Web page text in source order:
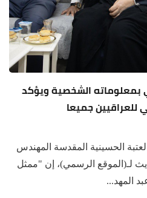
بمعلوماته الشخصية ويؤكد
للعراقيين جميعا
الحسينية المقدسة المهندس
لـ(الموقع الرسمي)، إن "ممثل
المهد...